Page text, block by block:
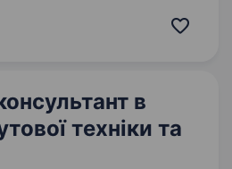
преміум-якості.
в
техніки та